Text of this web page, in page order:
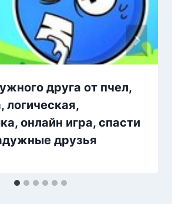
друга от пчел,
логическая,
онлайн игра, спасти
друзья